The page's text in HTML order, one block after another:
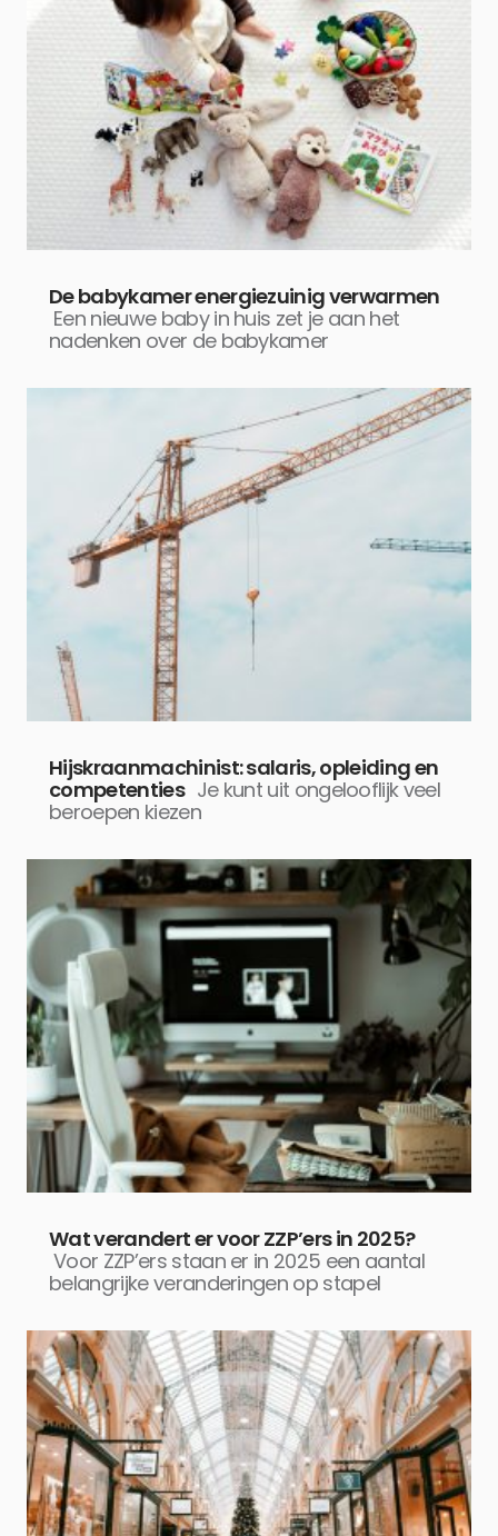
De babykamer energiezuinig verwarmen
Een nieuwe baby in huis zet je aan het
nadenken over de babykamer
Hijskraanmachinist: salaris, opleiding en
competenties Je kunt uit ongelooflijk veel
beroepen kiezen
Wat verandert er voor ZZP’ers in 2025?
Voor ZZP’ers staan er in 2025 een aantal
belangrijke veranderingen op stapel